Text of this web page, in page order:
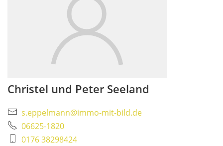
Christel und Peter Seeland
s.eppelmann@immo-mit-bild.de
06625-1820
0176 38298424